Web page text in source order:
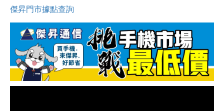
傑昇門市據點查詢